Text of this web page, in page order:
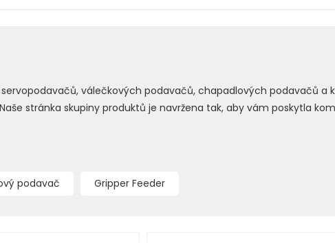
válečkových podavačů, chapadlových podavačů
stránka skupiny produktů je navržena tak, aby vám poskytla
podavač Gripper Feeder